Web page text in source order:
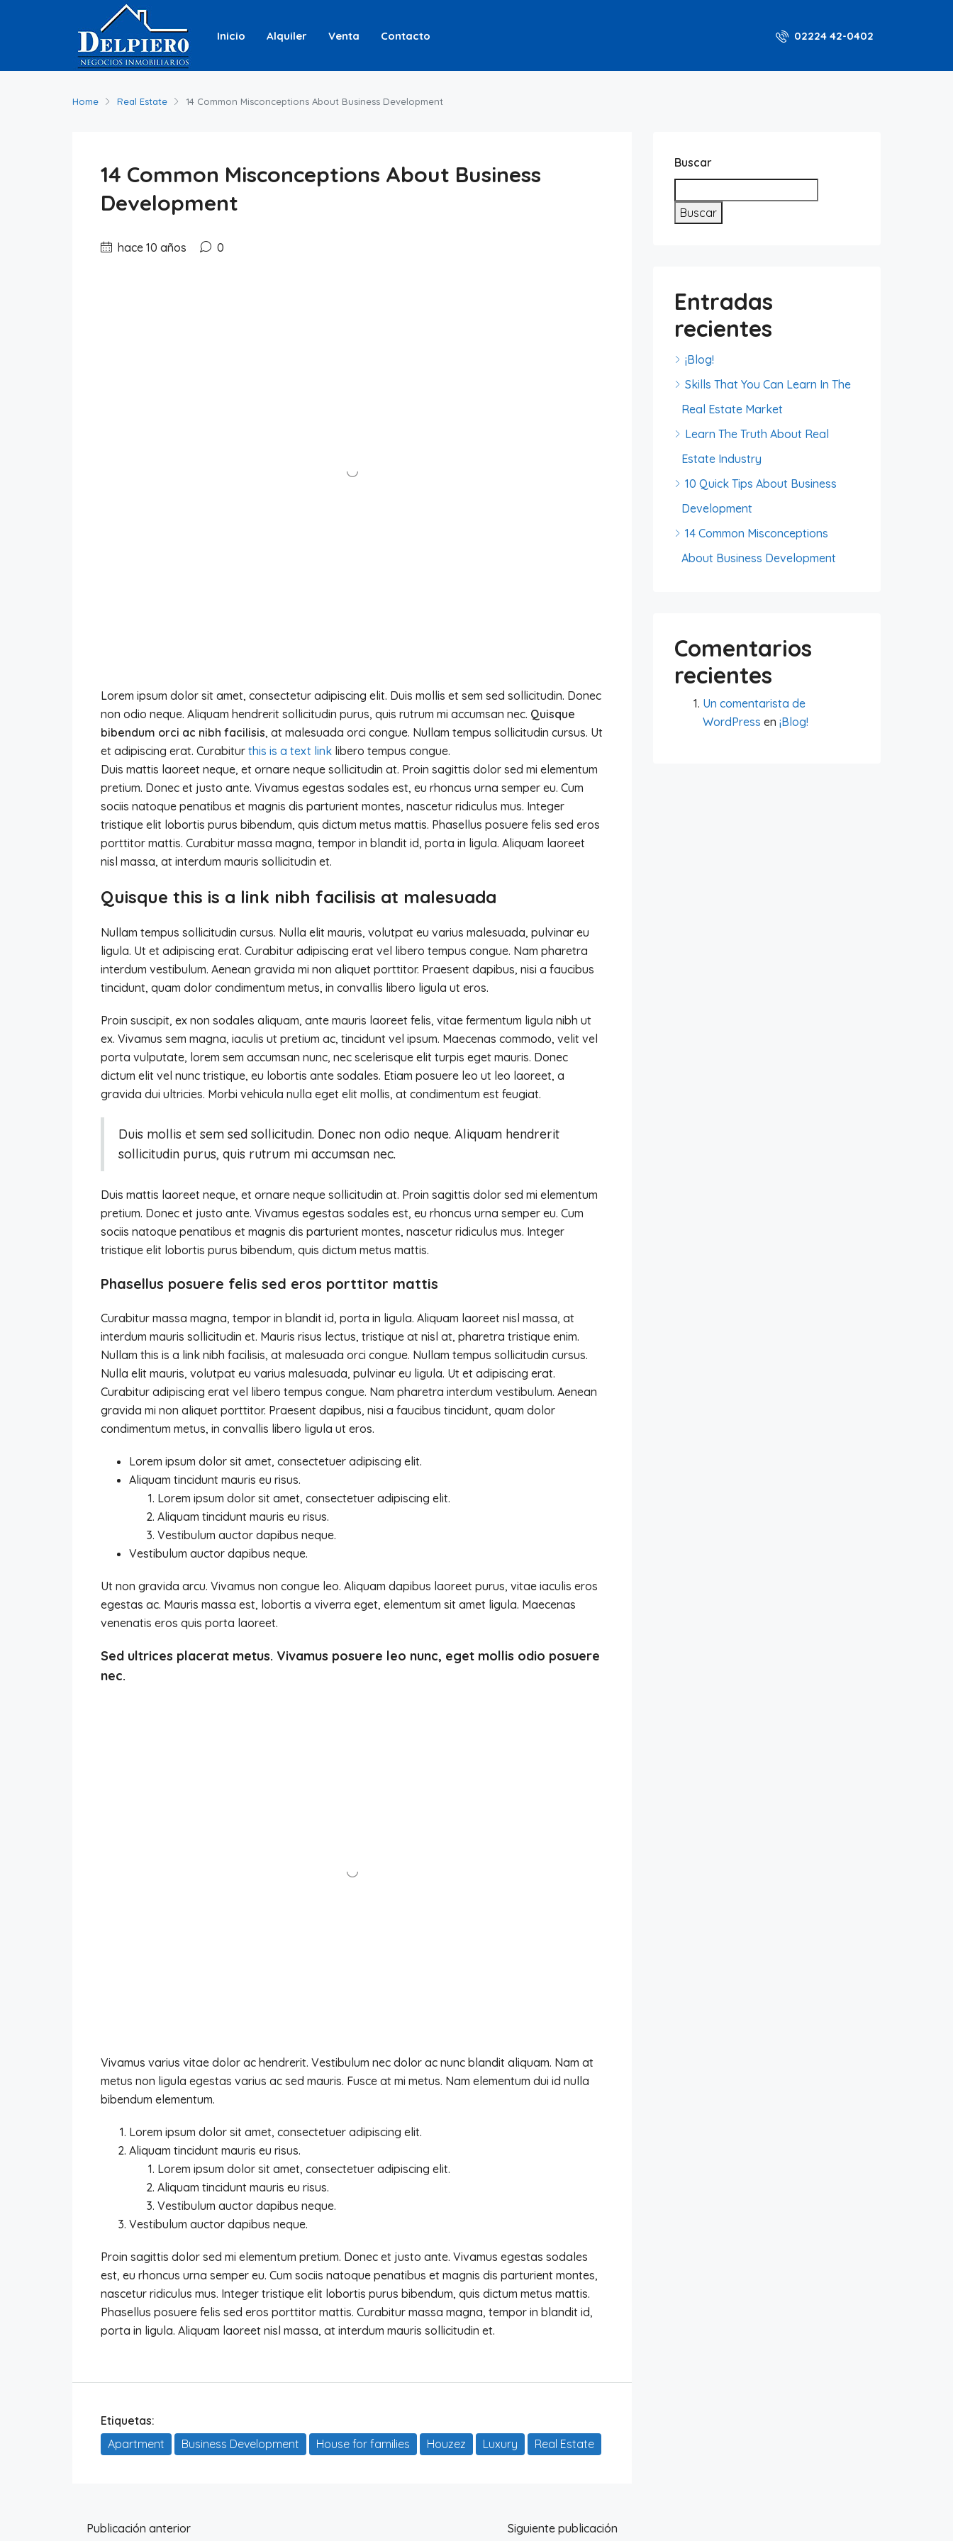
Inicio Alquiler Venta Contacto 02224 42-0402
Home Real Estate 14 Common Misconceptions About Business Development
14 Common Misconceptions About Business
Development
hace 10 años 0
Lorem ipsum dolor sit amet, consectetur adipiscing elit. Duis mollis et sem sed sollicitudin. Donec
non odio neque. Aliquam hendrerit sollicitudin purus, quis rutrum mi accumsan nec. Quisque
bibendum orci ac nibh facilisis, at malesuada orci congue. Nullam tempus sollicitudin cursus. Ut
et adipiscing erat. Curabitur this is a text link libero tempus congue.
Duis mattis laoreet neque, et ornare neque sollicitudin at. Proin sagittis dolor sed mi elementum
pretium. Donec et justo ante. Vivamus egestas sodales est, eu rhoncus urna semper eu. Cum
sociis natoque penatibus et magnis dis parturient montes, nascetur ridiculus mus. Integer
tristique elit lobortis purus bibendum, quis dictum metus mattis. Phasellus posuere felis sed eros
porttitor mattis. Curabitur massa magna, tempor in blandit id, porta in ligula. Aliquam laoreet
nisl massa, at interdum mauris sollicitudin et.
Quisque this is a link nibh facilisis at malesuada
Nullam tempus sollicitudin cursus. Nulla elit mauris, volutpat eu varius malesuada, pulvinar eu
ligula. Ut et adipiscing erat. Curabitur adipiscing erat vel libero tempus congue. Nam pharetra
interdum vestibulum. Aenean gravida mi non aliquet porttitor. Praesent dapibus, nisi a faucibus
tincidunt, quam dolor condimentum metus, in convallis libero ligula ut eros.
Proin suscipit, ex non sodales aliquam, ante mauris laoreet felis, vitae fermentum ligula nibh ut
ex. Vivamus sem magna, iaculis ut pretium ac, tincidunt vel ipsum. Maecenas commodo, velit vel
porta vulputate, lorem sem accumsan nunc, nec scelerisque elit turpis eget mauris. Donec
dictum elit vel nunc tristique, eu lobortis ante sodales. Etiam posuere leo ut leo laoreet, a
gravida dui ultricies. Morbi vehicula nulla eget elit mollis, at condimentum est feugiat.
Duis mollis et sem sed sollicitudin. Donec non odio neque. Aliquam hendrerit
sollicitudin purus, quis rutrum mi accumsan nec.
Duis mattis laoreet neque, et ornare neque sollicitudin at. Proin sagittis dolor sed mi elementum
pretium. Donec et justo ante. Vivamus egestas sodales est, eu rhoncus urna semper eu. Cum
sociis natoque penatibus et magnis dis parturient montes, nascetur ridiculus mus. Integer
tristique elit lobortis purus bibendum, quis dictum metus mattis.
Phasellus posuere felis sed eros porttitor mattis
Curabitur massa magna, tempor in blandit id, porta in ligula. Aliquam laoreet nisl massa, at
interdum mauris sollicitudin et. Mauris risus lectus, tristique at nisl at, pharetra tristique enim.
Nullam this is a link nibh facilisis, at malesuada orci congue. Nullam tempus sollicitudin cursus.
Nulla elit mauris, volutpat eu varius malesuada, pulvinar eu ligula. Ut et adipiscing erat.
Curabitur adipiscing erat vel libero tempus congue. Nam pharetra interdum vestibulum. Aenean
gravida mi non aliquet porttitor. Praesent dapibus, nisi a faucibus tincidunt, quam dolor
condimentum metus, in convallis libero ligula ut eros.
Lorem ipsum dolor sit amet, consectetuer adipiscing elit.
Aliquam tincidunt mauris eu risus.
Lorem ipsum dolor sit amet, consectetuer adipiscing elit.
Aliquam tincidunt mauris eu risus.
Vestibulum auctor dapibus neque.
Vestibulum auctor dapibus neque.
Ut non gravida arcu. Vivamus non congue leo. Aliquam dapibus laoreet purus, vitae iaculis eros
egestas ac. Mauris massa est, lobortis a viverra eget, elementum sit amet ligula. Maecenas
venenatis eros quis porta laoreet.
Sed ultrices placerat metus. Vivamus posuere leo nunc, eget mollis odio posuere
nec.
Vivamus varius vitae dolor ac hendrerit. Vestibulum nec dolor ac nunc blandit aliquam. Nam at
metus non ligula egestas varius ac sed mauris. Fusce at mi metus. Nam elementum dui id nulla
bibendum elementum.
Lorem ipsum dolor sit amet, consectetuer adipiscing elit.
Aliquam tincidunt mauris eu risus.
Lorem ipsum dolor sit amet, consectetuer adipiscing elit.
Aliquam tincidunt mauris eu risus.
Vestibulum auctor dapibus neque.
Vestibulum auctor dapibus neque.
Proin sagittis dolor sed mi elementum pretium. Donec et justo ante. Vivamus egestas sodales
est, eu rhoncus urna semper eu. Cum sociis natoque penatibus et magnis dis parturient montes,
nascetur ridiculus mus. Integer tristique elit lobortis purus bibendum, quis dictum metus mattis.
Phasellus posuere felis sed eros porttitor mattis. Curabitur massa magna, tempor in blandit id,
porta in ligula. Aliquam laoreet nisl massa, at interdum mauris sollicitudin et.
Etiquetas:
Apartment
Business Development House for families Houzez Luxury Real Estate
Publicación anterior
Siguiente publicación
Buscar
Buscar
Entradas
recientes
¡Blog!
Skills That You Can Learn In The
Real Estate Market
Learn The Truth About Real
Estate Industry
10 Quick Tips About Business
Development
14 Common Misconceptions
About Business Development
Comentarios
recientes
Un comentarista de
WordPress en ¡Blog!